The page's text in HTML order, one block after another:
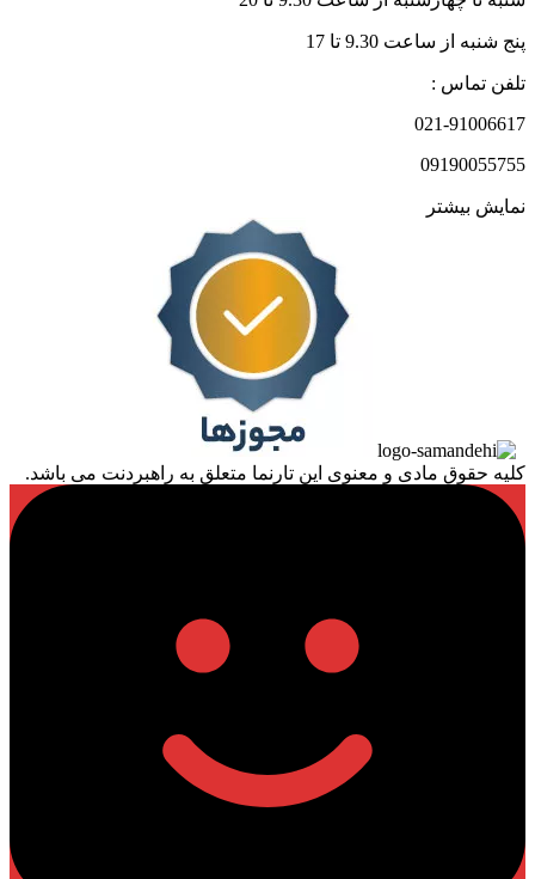
پنج شنبه از ساعت 9.30 تا 17
تلفن تماس :
021-91006617
09190055755
نمایش بیشتر
کلیه حقوق مادی و معنوی این تارنما متعلق به راهبردنت می باشد.